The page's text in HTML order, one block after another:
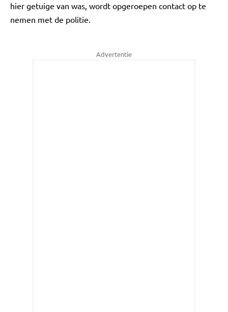
hier getuige van was, wordt opgeroepen contact op te
nemen met de politie.
Advertentie